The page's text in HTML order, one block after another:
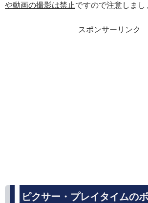
や動画の撮影は禁止ですので注意しまし
スポンサーリンク
ピクサー・プレイタイムの